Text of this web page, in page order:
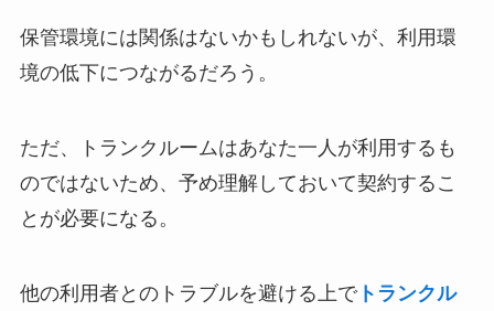
保管環境には関係はないかもしれないが、利用環
境の低下につながるだろう。
ただ、トランクルームはあなた一人が利用するも
のではないため、予め理解しておいて契約するこ
とが必要になる。
他の利用者とのトラブルを避ける上でトランクル